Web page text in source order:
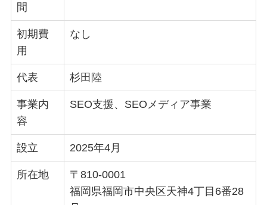
間
初期費
用
なし
代表 杉田陸
事業内
容
SEO支援、SEOメディア事業
設立 2025年4月
所在地
〒810-0001
福岡県福岡市中央区天神4丁目6番28